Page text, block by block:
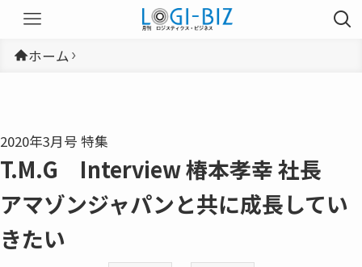
ホーム
2020年3月号 特集
T.M.G Interview 椿本孝幸 社長
アマゾンジャパンと共に成長してい
きたい